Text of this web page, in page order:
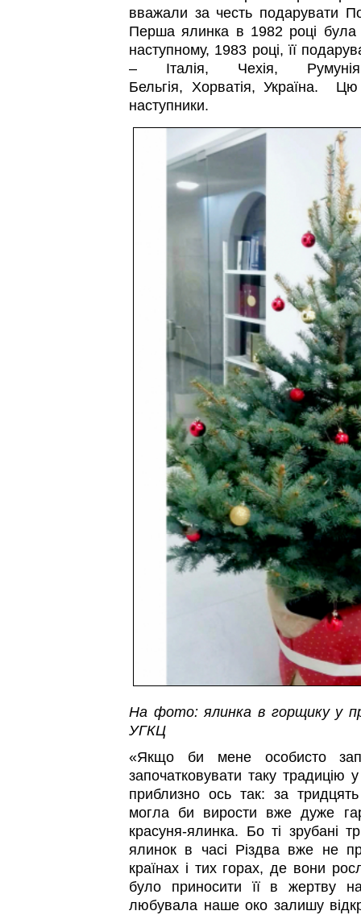
вважали за честь подарувати
Перша ялинка в 1982 році була
наступному, 1983 році, її
– Італія, Чехія,
Бельгія, Хорватія, Україна.
наступники.
На фото: ялинка в горщику у
УГКЦ
«Якщо би мене особисто
започатковувати таку традицію
приблизно ось так: за
могла би вирости вже дуже
красуня-ялинка. Бо ті зрубані
ялинок в часі Різдва вже не
країнах і тих горах, де вони
було приносити її в жертву
любувала наше око залишу